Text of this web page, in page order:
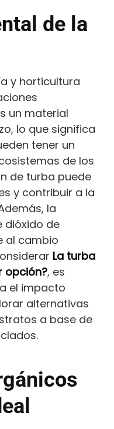
de la
y horticultura
un material
lo que significa
tener un
de los
de turba puede
y contribuir a la
la
dióxido de
al cambio
La turba
opción?, es
el impacto
alternativas
a base de